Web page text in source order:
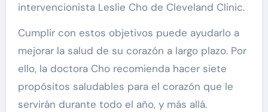
intervencionista Leslie Cho de Cleveland Clinic.
Cumplir con estos objetivos puede ayudarlo a
mejorar la salud de su corazón a largo plazo. Por
ello, la doctora Cho recomienda hacer siete
propósitos saludables para el corazón que le
servirán durante todo el año, y más allá.